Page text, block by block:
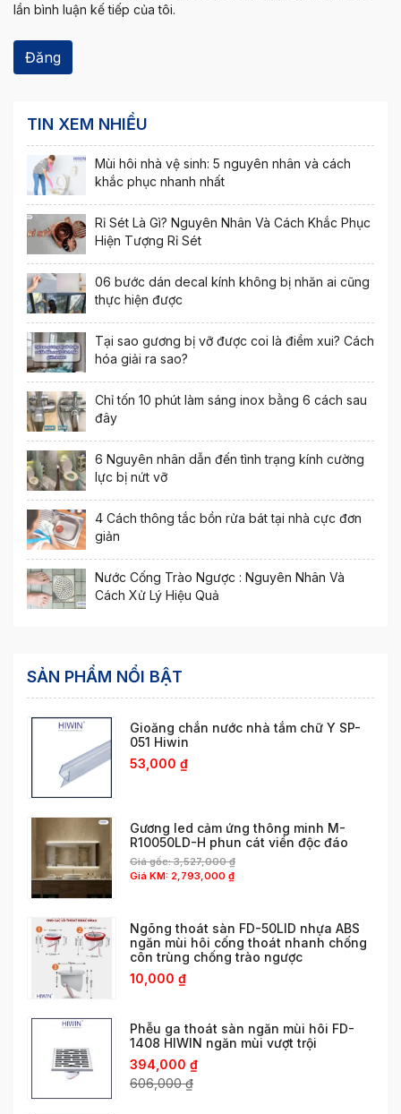
lần bình luận kế tiếp của tôi.
TIN XEM NHIỀU
Mùi hôi nhà vệ sinh: 5 nguyên nhân và cách
khắc phục nhanh nhất
Rỉ Sét Là Gì? Nguyên Nhân Và Cách Khắc Phục
Hiện Tượng Rỉ Sét
06 bước dán decal kính không bị nhăn ai cũng
thực hiện được
Tại sao gương bị vỡ được coi là điềm xui? Cách
hóa giải ra sao?
Chỉ tốn 10 phút làm sáng inox bằng 6 cách sau
đây
6 Nguyên nhân dẫn đến tình trạng kính cường
lực bị nứt vỡ
4 Cách thông tắc bồn rửa bát tại nhà cực đơn
giản
Nước Cống Trào Ngược : Nguyên Nhân Và
Cách Xử Lý Hiệu Quả
SẢN PHẨM NỔI BẬT
Gioăng chắn nước nhà tắm chữ Y SP-
051 Hiwin
53,000 ₫
Gương led cảm ứng thông minh M-
R10050LD-H phun cát viền độc đáo
Giá gốc:3,527,000₫
Giá KM: 2,793,000 ₫
Ngõng thoát sàn FD-50LID nhựa ABS
ngăn mùi hôi cống thoát nhanh chống
côn trùng chống trào ngược
10,000 ₫
Phễu ga thoát sàn ngăn mùi hôi FD-
1408 HIWIN ngăn mùi vượt trội
394,000 ₫
606,000₫